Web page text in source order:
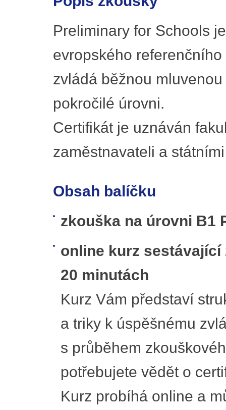
Preliminary for Schools
evropského
zvládá běžnou
pokročilé úrovni.
Certifikát je uznáván
zaměstnavateli a
Obsah balíčku
zkouška na úrovni B1
online kurz
20 minutách
Kurz Vám představí
a triky k úspěšnému
s průběhem
potřebujete vědět o
Kurz probíhá online a